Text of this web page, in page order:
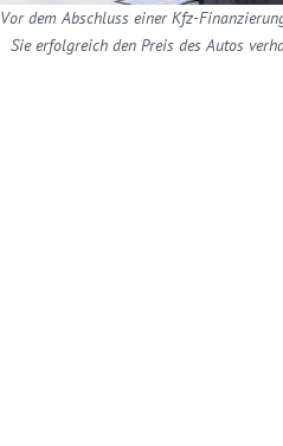
Vor dem Abschluss einer Kfz-
Sie erfolgreich den Preis des Autos